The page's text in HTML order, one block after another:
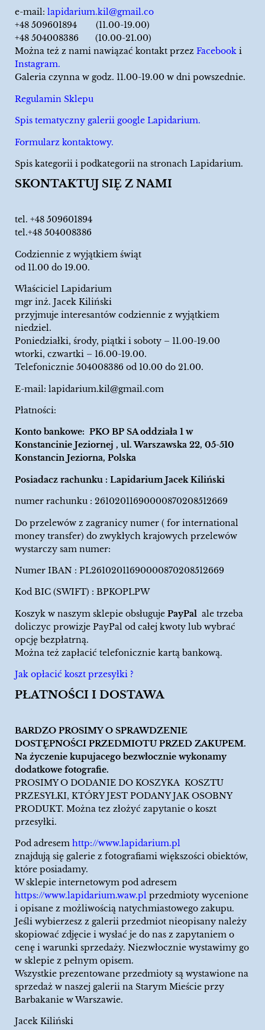
e-mail: lapidarium.kil@gmail.co
+48 509601894 (11.00-19.00)
+48 504008386 (10.00-21.00)
Można też z nami nawiązać kontakt przez Facebook i
Instagram.
Galeria czynna w godz. 11.00-19.00 w dni powszednie.
Regulamin Sklepu
Spis tematyczny galerii google Lapidarium.
Formularz kontaktowy.
Spis kategorii i podkategorii na stronach Lapidarium.
SKONTAKTUJ SIĘ Z NAMI
tel. +48 509601894
tel.+48 504008386
Codziennie z wyjątkiem świąt
od 11.00 do 19.00.
Właściciel Lapidarium
mgr inż. Jacek Kiliński
przyjmuje interesantów codziennie z wyjątkiem
niedziel.
Poniedziałki, środy, piątki i soboty – 11.00-19.00
wtorki, czwartki – 16.00-19.00.
Telefonicznie 504008386 od 10.00 do 21.00.
E-mail: lapidarium.kil@gmail.com
Płatności:
Konto bankowe: PKO BP SA oddziała 1 w
Konstancinie Jeziornej , ul. Warszawska 22, 05-510
Konstancin Jeziorna, Polska
Posiadacz rachunku : Lapidarium Jacek Kiliński
numer rachunku : 26102011690000870208512669
Do przelewów z zagranicy numer ( for international
money transfer) do zwykłych krajowych przelewów
wystarczy sam numer:
Numer IBAN : PL26102011690000870208512669
Kod BIC (SWIFT) : BPKOPLPW
Koszyk w naszym sklepie obsługuje PayPal ale trzeba
doliczyc prowizje PayPal od całej kwoty lub wybrać
opcję bezpłatrną.
Można też zapłacić telefonicznie kartą bankową.
Jak opłacić koszt przesyłki ?
PŁATNOŚCI I DOSTAWA
BARDZO PROSIMY O SPRAWDZENIE
DOSTĘPNOŚCI PRZEDMIOTU PRZED ZAKUPEM.
Na życzenie kupujacego bezwłocznie wykonamy
dodatkowe fotografie.
PROSIMY O DODANIE DO KOSZYKA KOSZTU
PRZESYŁKI, KTÓRY JEST PODANY JAK OSOBNY
PRODUKT. Można tez złożyć zapytanie o koszt
przesyłki.
Pod adresem http://www.lapidarium.pl
znajdują się galerie z fotografiami większości obiektów,
które posiadamy.
W sklepie internetowym pod adresem
https://www.lapidarium.waw.pl przedmioty wycenione
i opisane z możliwością natychmiastowego zakupu.
Jeśli wybierzesz z galerii przedmiot nieopisany należy
skopiować zdjęcie i wysłać je do nas z zapytaniem o
cenę i warunki sprzedaży. Niezwłocznie wystawimy go
w sklepie z pełnym opisem.
Wszystkie prezentowane przedmioty są wystawione na
sprzedaż w naszej galerii na Starym Mieście przy
Barbakanie w Warszawie.
Jacek Kiliński